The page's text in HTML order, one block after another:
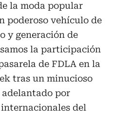
la moda popular
poderoso vehículo de
y generación de
la participación
de FDLA en la
tras un minucioso
por
del